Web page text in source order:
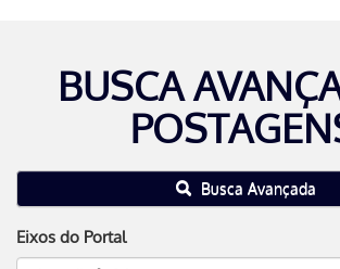
BUSCA
Busca Avançada
Eixos do Portal